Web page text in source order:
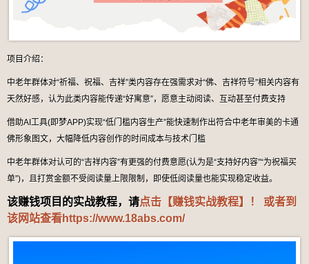
项目介绍：
中老年群体对“祈福、祝福、吉祥”类内容存在强需求对“佛、吉祥符号”相关内容有
天然好感，认为此类内容能传递“好寓意”，愿意主动阅读、互动甚至付费支持
借助AI工具(即梦APP)实现“低门槛内容生产”能快速制作出符合中老年审美的卡通
佛形象图文，大幅降低内容创作的时间成本与技术门槛
中老年群体对认可的“吉祥内容”有更强的付费意愿(认为是“支持好内容”“为祝福买
单”)，且打赏金额不受阅读量上限限制，即使低阅读量也能实现稳定收益。
该赚钱项目的实战教程，请点击【赚钱实战教程】！ 或者到
该网站查看https://www.18abs.com/